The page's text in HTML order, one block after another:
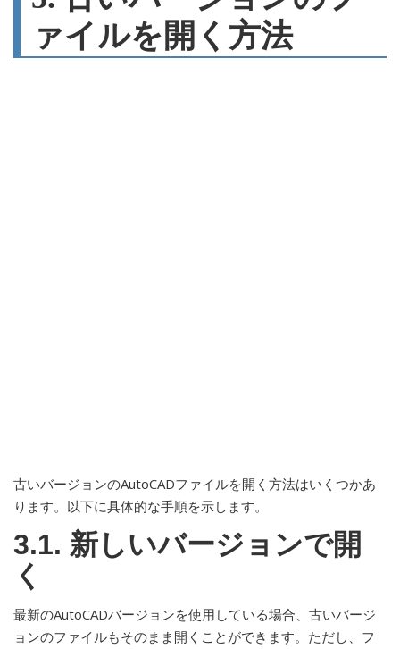
ァイルを開く方法
古いバージョンのAutoCADファイルを開く方法はいくつかあ
ります。以下に具体的な手順を示します。
3.1. 新しいバージョンで開
く
最新のAutoCADバージョンを使用している場合、古いバージ
ョンのファイルもそのまま開くことができます。ただし、フ